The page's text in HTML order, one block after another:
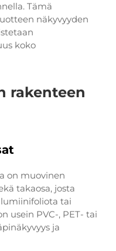
Tämä
näkyvyyden
koko
rakenteen
on muovinen
takaosa, josta
tai
usein PVC-, PET- tai
ja